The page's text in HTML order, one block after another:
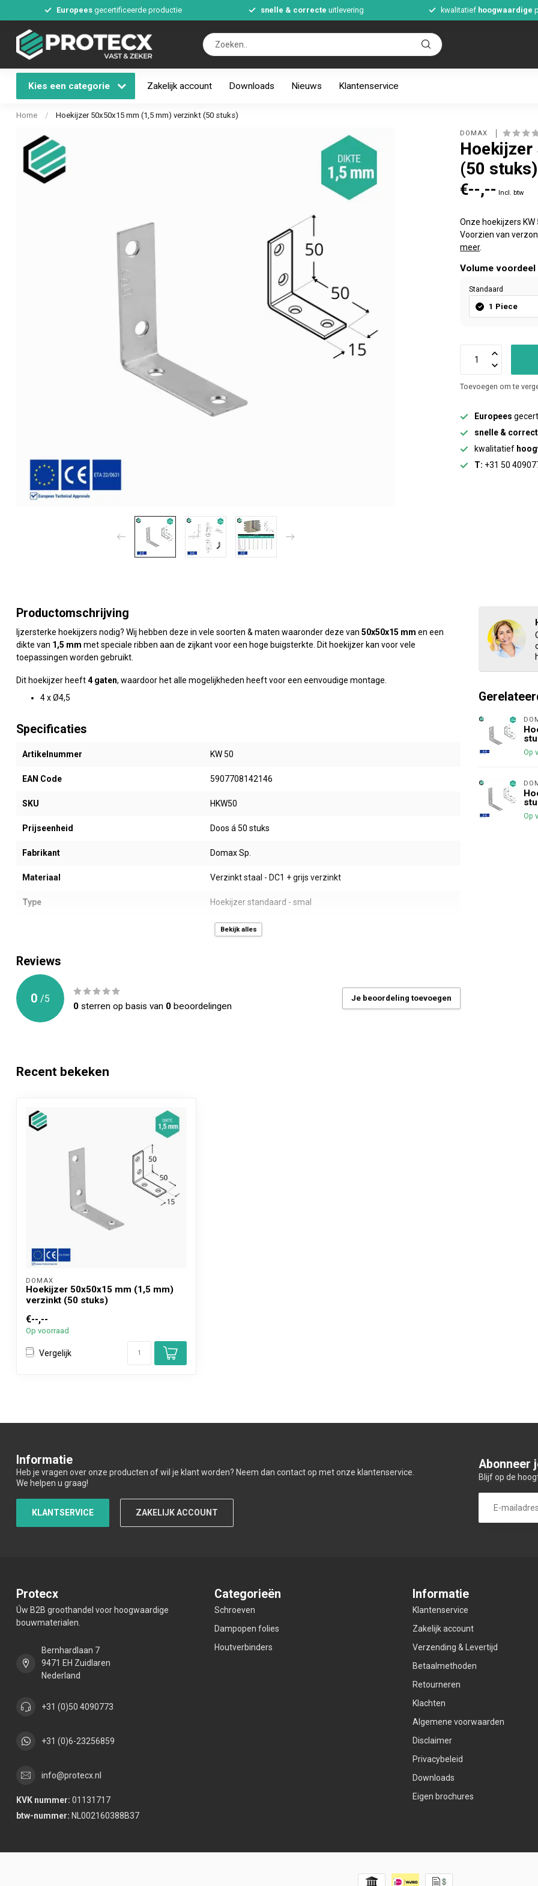
Europeesgecertificeerde productie snelle & correcte uitlevering kwalitatief hoogwaardige
Kies een categorie Zakelijk account Downloads Nieuws Klantenservice
Home / Hoekijzer 50x50x15 mm (1,5 mm) verzinkt (50 stuks)
DOMAX
(50 stuks)
€--,-- Incl. btw
Onze hoekijzers
Voorzien van
meer.
Volume voordeel
Standaard
1 Piece
Toevoegen om te
Europees
snelle &
kwalitatief
T: +31 50
Productomschrijving
Ijzersterke hoekijzers nodig? Wij hebben deze in vele soorten & maten waaronder deze van 50x50x15 mm en een
dikte van 1,5 mm met speciale ribben aan de zijkant voor een hoge buigsterkte. Dit hoekijzer kan voor vele
toepassingen worden gebruikt.
Dit hoekijzer heeft4 gaten, waardoor het alle mogelijkheden heeft voor een eenvoudige montage.
4 x Ø4,5
Specificaties
Artikelnummer KW 50
EAN Code 5907708142146
SKU HKW50
Prijseenheid Doos á 50 stuks
Fabrikant Domax Sp.
Materiaal Verzinkt staal - DC1 + grijs verzinkt
Type Hoekijzer standaard - smal
50 x 50 x 15 mm
Gewicht (gr)
Montage gaten (mm) 4 stuks -> 4 x Ø4,5
Toepassing
Kenmerk
Bekijk alles
Reviews
0 /5
0 sterren op basis van 0 beoordelingen
Je beoordeling toevoegen
Op
Op
Recent bekeken
DOMAX
Hoekijzer 50x50x15 mm (1,5 mm)
verzinkt (50 stuks)
€--,--
Op voorraad
Vergelijk
Informatie
Heb je vragen over onze producten of wil je klant worden? Neem dan contact op met onze klantenservice.
We helpen u graag!
KLANTSERVICE ZAKELIJK ACCOUNT
Abonneer
Blijf op de
Protecx
Úw B2B groothandel voor hoogwaardige
bouwmaterialen.
Bernhardlaan 7
9471 EH Zuidlaren
Nederland
+31 (0)50 4090773
+31 (0)6-23256859
info@protecx.nl
KVK nummer: 01131717
btw-nummer: NL002160388B37
Categorieën
Schroeven
Dampopen folies
Houtverbinders
Informatie
Klantenservice
Zakelijk account
Verzending & Levertijd
Betaalmethoden
Retourneren
Klachten
Algemene voorwaarden
Disclaimer
Privacybeleid
Downloads
Eigen brochures